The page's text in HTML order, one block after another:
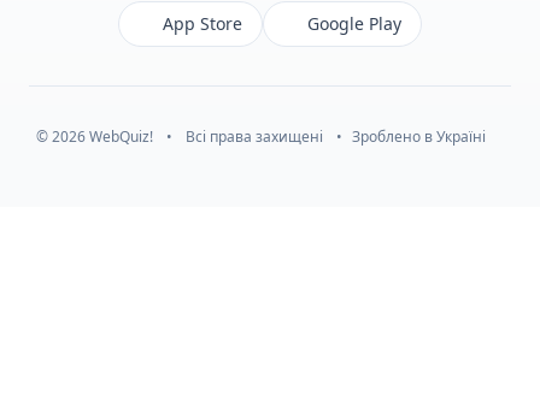
App Store Google Play
© 2026 WebQuiz! • Всі права захищені • Зроблено в Україні